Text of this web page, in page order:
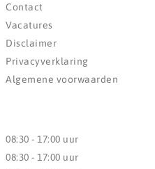
Contact
Vacatures
Disclaimer
Privacyverklaring
Algemene voorwaarden
08:30 - 17:00 uur
08:30 - 17:00 uur